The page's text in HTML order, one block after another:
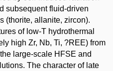
subsequent fluid-driven
(thorite, allanite, zircon).
of low-T hydrothermal
high Zr, Nb, Ti, ?REE) from
large-scale HFSE and
The character of late